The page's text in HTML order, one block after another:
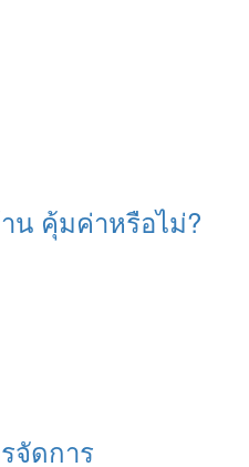
น คุ้มค่าหรือไม่?
จัดการ